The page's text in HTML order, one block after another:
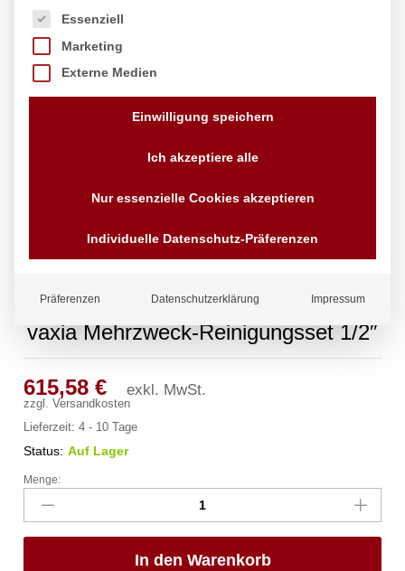
vaxia Mehrzweck-Reinigungsset 1/2″
615,58€ exkl. MwSt.
zzgl.Versandkosten
Lieferzeit:4 - 10 Tage
Status: Auf Lager
vaxia
Mehrzweck-
Reinigungsset
1/2"
Menge:
In den Warenkorb
Es folgt eine Liste der Service-Gruppen, für die eine
Essenziell
Marketing
Externe Medien
Einwilligung speichern
Ich akzeptiere alle
Nur essenzielle Cookies akzeptieren
Individuelle Datenschutz-Präferenzen
Präferenzen Datenschutzerklärung Impressum